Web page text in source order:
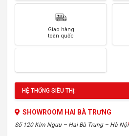
Giao hàng
toàn quốc
HỆ THỐNG SIÊU THỊ:
SHOWROOM HAI BÀ TRƯNG
Số 120 Kim Ngưu – Hai Bà Trưng – Hà Nội